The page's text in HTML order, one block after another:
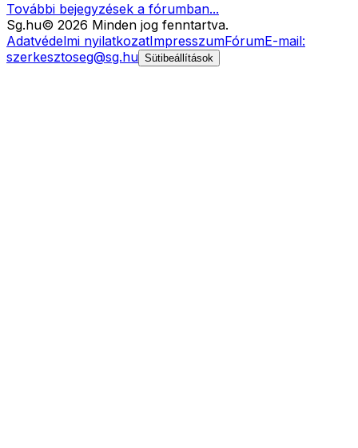
További bejegyzések a fórumban...
Sg.hu© 2026 Minden jog fenntartva.
Adatvédelmi nyilatkozatImpresszumFórumE-mail:
szerkesztoseg@sg.hu Sütibeállítások